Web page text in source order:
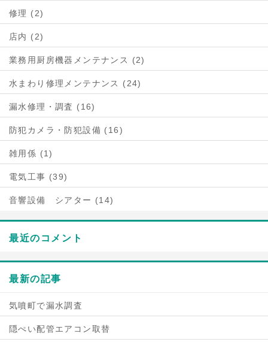
修理 (2)
店内 (2)
業務用厨房機器メンテナンス (2)
水まわり修理メンテナンス (24)
漏水修理・調査 (16)
防犯カメラ・防犯設備 (16)
雑用係 (1)
電気工事 (39)
音響設備 シアター (14)
最近のコメント
最新の記事
気噴町で漏水調査
隠ぺい配管エアコン取替